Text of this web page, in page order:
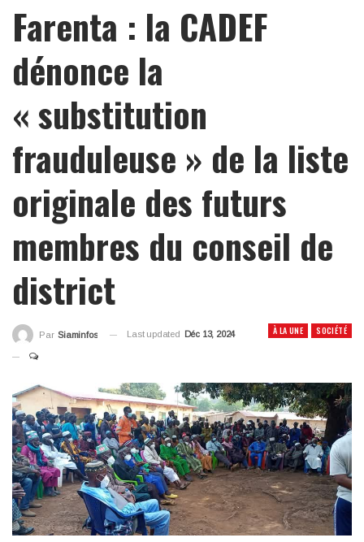
Farenta : la CADEF
dénonce la
« substitution
frauduleuse » de la liste
originale des futurs
membres du conseil de
district
À LA UNE SOCIÉTÉ
Par Siaminfos Last updated Déc 13, 2024